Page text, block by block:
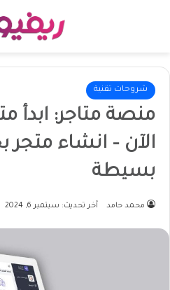
شروحات تقنية
منصة متاجر: ابدأ
الآن – انشاء
بسيطة
محمد حامد آخر تحديث: سبتمبر 6, 2024